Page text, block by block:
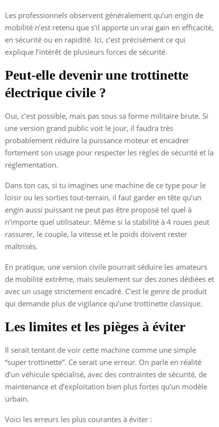
Les professionnels observent généralement qu’un engin de
mobilité n’est retenu que s’il apporte un vrai gain en efficacité,
en sécurité ou en rapidité. Ici, c’est précisément ce qui
explique l’intérêt de plusieurs forces de sécurité.
Peut-elle devenir une trottinette
électrique civile ?
Oui, c’est possible, mais pas sous sa forme militaire brute. Si
une version grand public voit le jour, il faudra très
probablement réduire la puissance moteur et encadrer
fortement son usage pour respecter les règles de sécurité et la
réglementation.
Dans ton cas, si tu imagines une machine de ce type pour le
loisir ou les sorties tout-terrain, il faut garder en tête qu’un
engin aussi puissant ne peut pas être proposé tel quel à
n’importe quel utilisateur. Même si la stabilité à 4 roues peut
rassurer, le couple, la vitesse et le poids doivent rester
maîtrisés.
En pratique, une version civile pourrait séduire les amateurs
de mobilité extrême, mais seulement sur des zones dédiées et
avec un usage strictement encadré. C’est le genre de produit
qui demande plus de vigilance qu’une trottinette classique.
Les limites et les pièges à éviter
Il serait tentant de voir cette machine comme une simple
“super trottinette”. Ce serait une erreur. On parle en réalité
d’un véhicule spécialisé, avec des contraintes de sécurité, de
maintenance et d’exploitation bien plus fortes qu’un modèle
urbain.
Voici les erreurs les plus courantes à éviter :